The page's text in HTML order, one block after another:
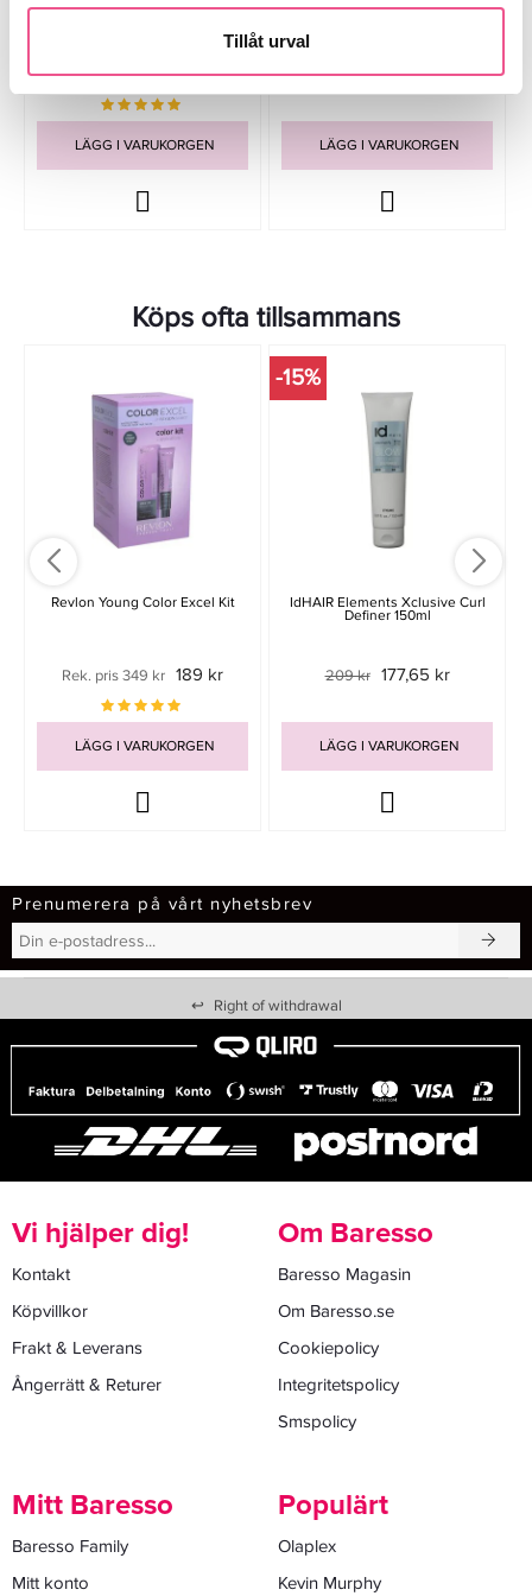
Tillåt urval
50ml
Rek. pris 909 kr 699 kr
LÄGG I VARUKORGEN
90ml
Rek. pris 649 kr 449 kr
LÄGG I VARUKORGEN
Köps ofta tillsammans
Revlon Young Color Excel Kit
Rek. pris 349 kr 189 kr
LÄGG I VARUKORGEN
-15%
IdHAIR Elements Xclusive Curl
Definer 150ml
209 kr 177,65 kr
LÄGG I VARUKORGEN
Prenumerera på vårt nyhetsbrev
↩ Right of withdrawal
Vi hjälper dig!
Kontakt
Köpvillkor
Frakt & Leverans
Ångerrätt & Returer
Om Baresso
Baresso Magasin
Om Baresso.se
Cookiepolicy
Integritetspolicy
Smspolicy
Mitt Baresso
Baresso Family
Mitt konto
Populärt
Olaplex
Kevin Murphy